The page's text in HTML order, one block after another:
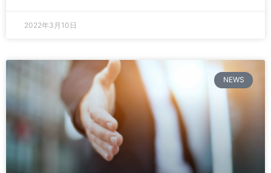
2022年3月10日
NEWS